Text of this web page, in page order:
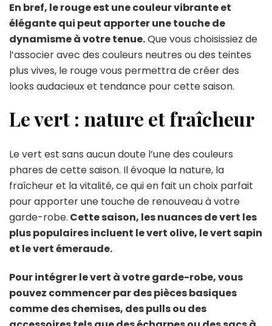
En bref, le rouge est une couleur vibrante et
élégante qui peut apporter une touche de
dynamisme à votre tenue.Que vous choisissiez de
l’associer avec des couleurs neutres ou des teintes
plus vives, le rouge vous permettra de créer des
looks audacieux et tendance pour cette saison.
Le vert : nature et fraîcheur
Le vert est sans aucun doute l’une des couleurs
phares de cette saison. Il évoque la nature, la
fraîcheur et la vitalité, ce qui en fait un choix parfait
pour apporter une touche de renouveau à votre
garde-robe. Cette saison, les nuances de vert les
plus populaires incluent le vert olive, le vert sapin
et le vert émeraude.
Pour intégrer le vert à votre garde-robe, vous
pouvez commencer par des pièces basiques
comme des chemises, des pulls ou des